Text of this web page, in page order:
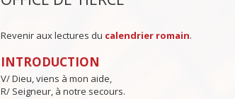
Revenir aux lectures du calendrier romain.
INTRODUCTION
V/ Dieu, viens à mon aide,
R/ Seigneur, à notre secours.